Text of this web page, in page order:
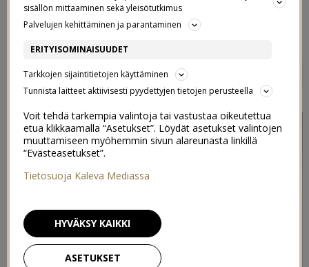
KENKIÄ SAA AINA UUSIA
TYYLEJÄ VIIME VUOSIEN VARRELTA
MEIDÄN UUSI SOHVA
30/01/2016
sisällön mittaaminen sekä yleisötutkimus
Palvelujen kehittäminen ja parantaminen
ERITYISOMINAISUUDET
Tarkkojen sijaintitietojen käyttäminen
Tunnista laitteet aktiivisesti pyydettyjen tietojen perusteella
Voit tehdä tarkempia valintoja tai vastustaa oikeutettua
etua klikkaamalla “Asetukset”. Löydät asetukset valintojen
muuttamiseen myöhemmin sivun alareunasta linkillä
“Evästeasetukset”.
Tietosuoja Kaleva Mediassa
ASETUKSET
HYVÄKSY KAIKKI